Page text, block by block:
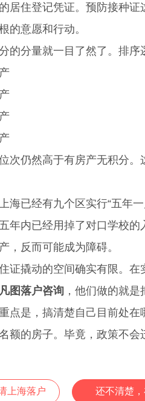
居住登记凭证。预防接种
的意愿和行动。
分量就一目了然了。排序
次仍然高于有房产无积分
已经有九个区实行“五年一
年内已经用掉了对口学校
，反而可能成为障碍。
撬动的空间确实有限。在
凡图落户咨询 ，他们做的就
点是，搞清楚自己目前处
额的房子。毕竟，政策不
上海落户 还不清楚